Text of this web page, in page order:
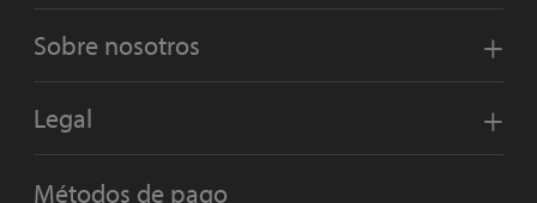
Sobre nosotros
Legal
Métodos de pago